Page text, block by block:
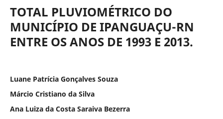
TOTAL PLUVIOMÉTRICO DO
MUNICÍPIO DE IPANGUAÇU-RN
ENTRE OS ANOS DE 1993 E 2013.
Luane Patrícia Gonçalves Souza
Márcio Cristiano da Silva
Ana Luiza da Costa Saraiva Bezerra